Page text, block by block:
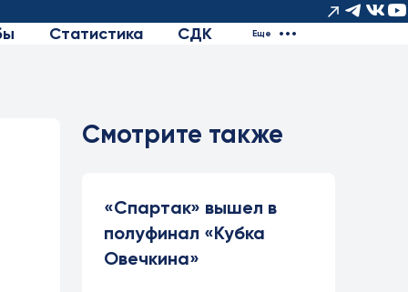
Статистика СДК Еще
Смотрите также
«Спартак» вышел в
полуфинал «Кубка
Овечкина»